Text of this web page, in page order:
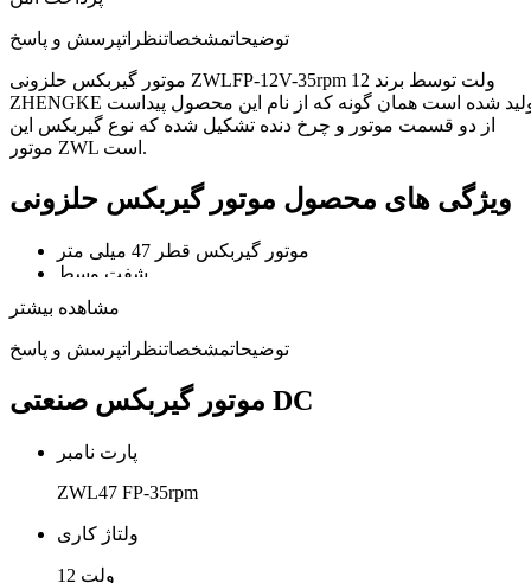
توضیحاتمشخصاتنظراتپرسش و پاسخ
موتور گیربکس حلزونی ZWLFP-12V-35rpm 12 ولت توسط برند
ZHENGKE تولید شده است همان گونه که از نام این محصول پیداست
از دو قسمت موتور و چرخ دنده تشکیل شده که نوع گیربکس این
موتور ZWL است.
ویژگی های محصول موتور گیربکس حلزونی
موتور گیربکس قطر 47 میلی متر
12 ولت
35 دور
مدل: ZWL 47 FP
نسبت چرخ دنده: 1/180,1/330
توان خروجی: 2W
مشاهده بیشتر
توضیحاتمشخصاتنظراتپرسش و پاسخ
موتور گیربکس صنعتی DC
پارت نامبر
ZWL47 FP-35rpm
ولتاژ کاری
12 ولت